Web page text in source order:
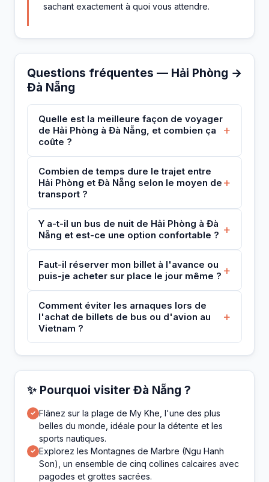
sachant exactement à quoi vous attendre.
Questions fréquentes — Hải Phòng →
Đà Nẵng
Quelle est la meilleure façon de voyager
de Hải Phòng à Đà Nẵng, et combien ça
coûte ?
+
Combien de temps dure le trajet entre
Hải Phòng et Đà Nẵng selon le moyen de
transport ?
+
Y a-t-il un bus de nuit de Hải Phòng à Đà
Nẵng et est-ce une option confortable ? +
Faut-il réserver mon billet à l'avance ou
puis-je acheter sur place le jour même ? +
Comment éviter les arnaques lors de
l'achat de billets de bus ou d'avion au
Vietnam ?
+
✨ Pourquoi visiter Đà Nẵng ?
✓ Flânez sur la plage de My Khe, l'une des plus
belles du monde, idéale pour la détente et les
sports nautiques.
✓ Explorez les Montagnes de Marbre (Ngu Hanh
Son), un ensemble de cinq collines calcaires avec
pagodes et grottes sacrées.